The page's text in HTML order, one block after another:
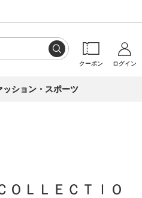
クーポン ログイン
ッション・スポーツ
ＬＬＥＣＴＩＯ